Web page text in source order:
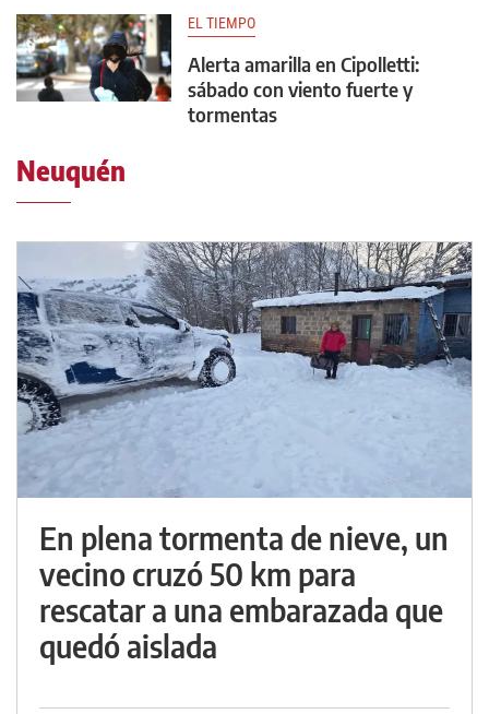
EL TIEMPO
Alerta amarilla en Cipolletti:
sábado con viento fuerte y
tormentas
Neuquén
En plena tormenta de nieve, un
vecino cruzó 50 km para
rescatar a una embarazada que
quedó aislada